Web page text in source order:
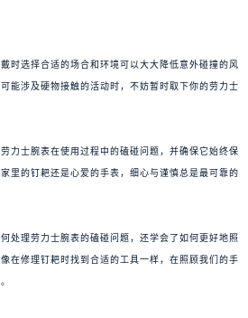
时选择合适的场合和环境可以大大降低意外碰撞的风
能涉及硬物接触的活动时，不妨暂时取下你的劳力士
力士腕表在使用过程中的磕碰问题，并确保它始终保
里的钉耙还是心爱的手表，细心与谨慎总是最可靠的
处理劳力士腕表的磕碰问题，还学会了如何更好地照
在修理钉耙时找到合适的工具一样，在照顾我们的手